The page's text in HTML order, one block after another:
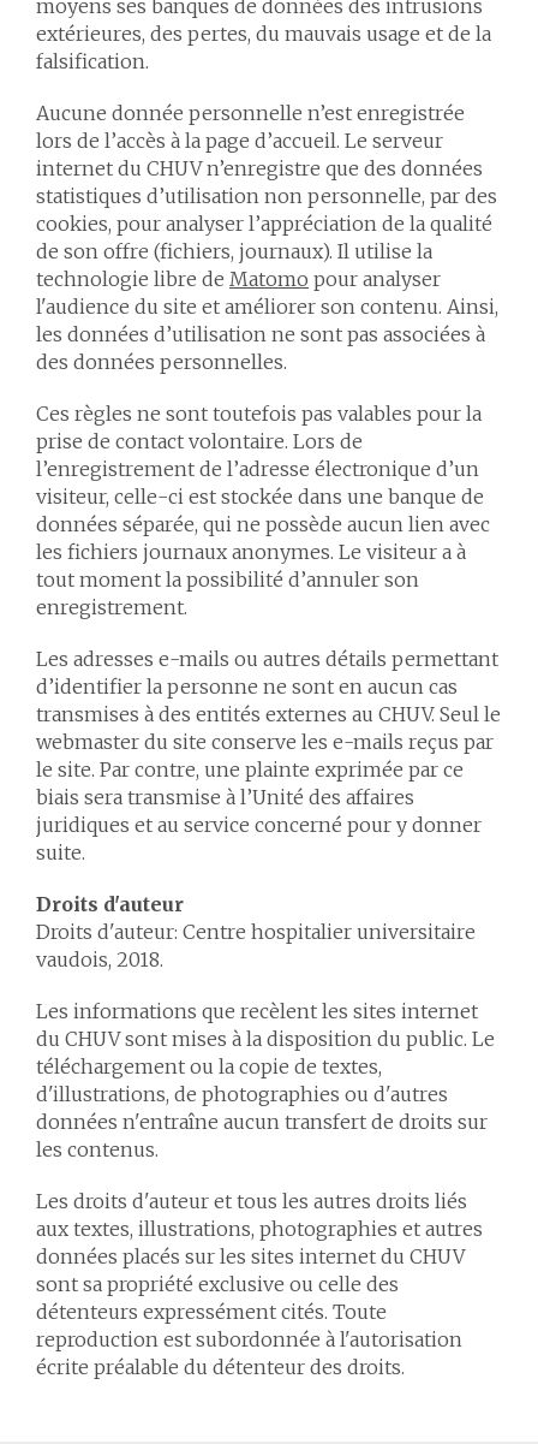
moyens ses banques de données des intrusions
extérieures, des pertes, du mauvais usage et de la
falsification.
Aucune donnée personnelle n’est enregistrée
lors de l’accès à la page d’accueil. Le serveur
internet du CHUV n’enregistre que des données
statistiques d’utilisation non personnelle, par des
cookies, pour analyser l’appréciation de la qualité
de son offre (fichiers, journaux). Il utilise la
technologie libre de Matomo pour analyser
l'audience du site et améliorer son contenu. Ainsi,
les données d’utilisation ne sont pas associées à
des données personnelles.
Ces règles ne sont toutefois pas valables pour la
prise de contact volontaire. Lors de
l’enregistrement de l’adresse électronique d’un
visiteur, celle-ci est stockée dans une banque de
données séparée, qui ne possède aucun lien avec
les fichiers journaux anonymes. Le visiteur a à
tout moment la possibilité d’annuler son
enregistrement.
Les adresses e-mails ou autres détails permettant
d’identifier la personne ne sont en aucun cas
transmises à des entités externes au CHUV. Seul le
webmaster du site conserve les e-mails reçus par
le site. Par contre, une plainte exprimée par ce
biais sera transmise à l’Unité des affaires
juridiques et au service concerné pour y donner
suite.
Droits d'auteur
Droits d'auteur: Centre hospitalier universitaire
vaudois, 2018.
Les informations que recèlent les sites internet
du CHUV sont mises à la disposition du public. Le
téléchargement ou la copie de textes,
d'illustrations, de photographies ou d'autres
données n'entraîne aucun transfert de droits sur
les contenus.
Les droits d'auteur et tous les autres droits liés
aux textes, illustrations, photographies et autres
données placés sur les sites internet du CHUV
sont sa propriété exclusive ou celle des
détenteurs expressément cités. Toute
reproduction est subordonnée à l'autorisation
écrite préalable du détenteur des droits.